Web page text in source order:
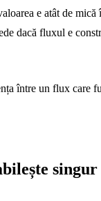
e atât de
dacă fluxul e
între un flux care
singur